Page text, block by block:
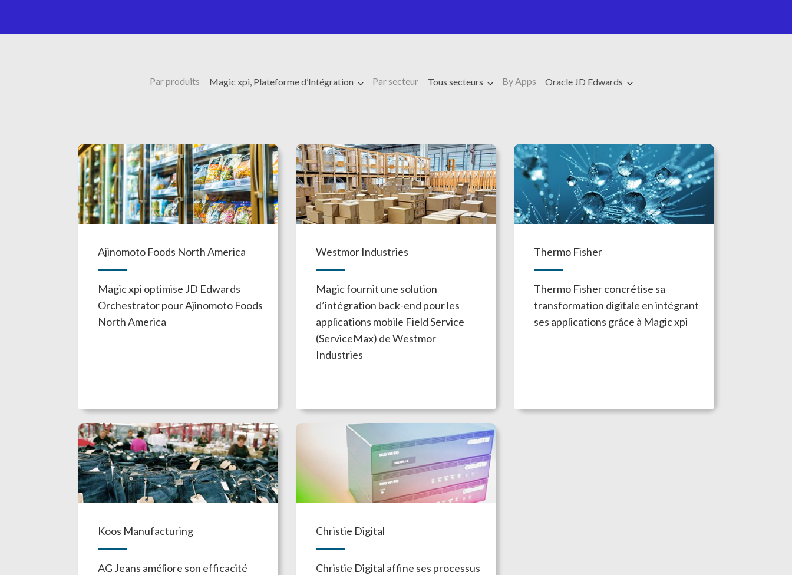
Par produits Magic xpi, Plateforme d’Intégration Par secteur Tous secteurs By Apps Oracle JD Edwards
Ajinomoto Foods North America
Magic xpi optimise JD Edwards
Orchestrator pour Ajinomoto Foods
North America
Westmor Industries
Magic fournit une solution
d’intégration back-end pour les
applications mobile Field Service
(ServiceMax) de Westmor
Industries
Thermo Fisher
Thermo Fisher concrétise sa
transformation digitale en intégrant
ses applications grâce à Magic xpi
Koos Manufacturing
AG Jeans améliore son efficacité
Christie Digital
Christie Digital affine ses processus